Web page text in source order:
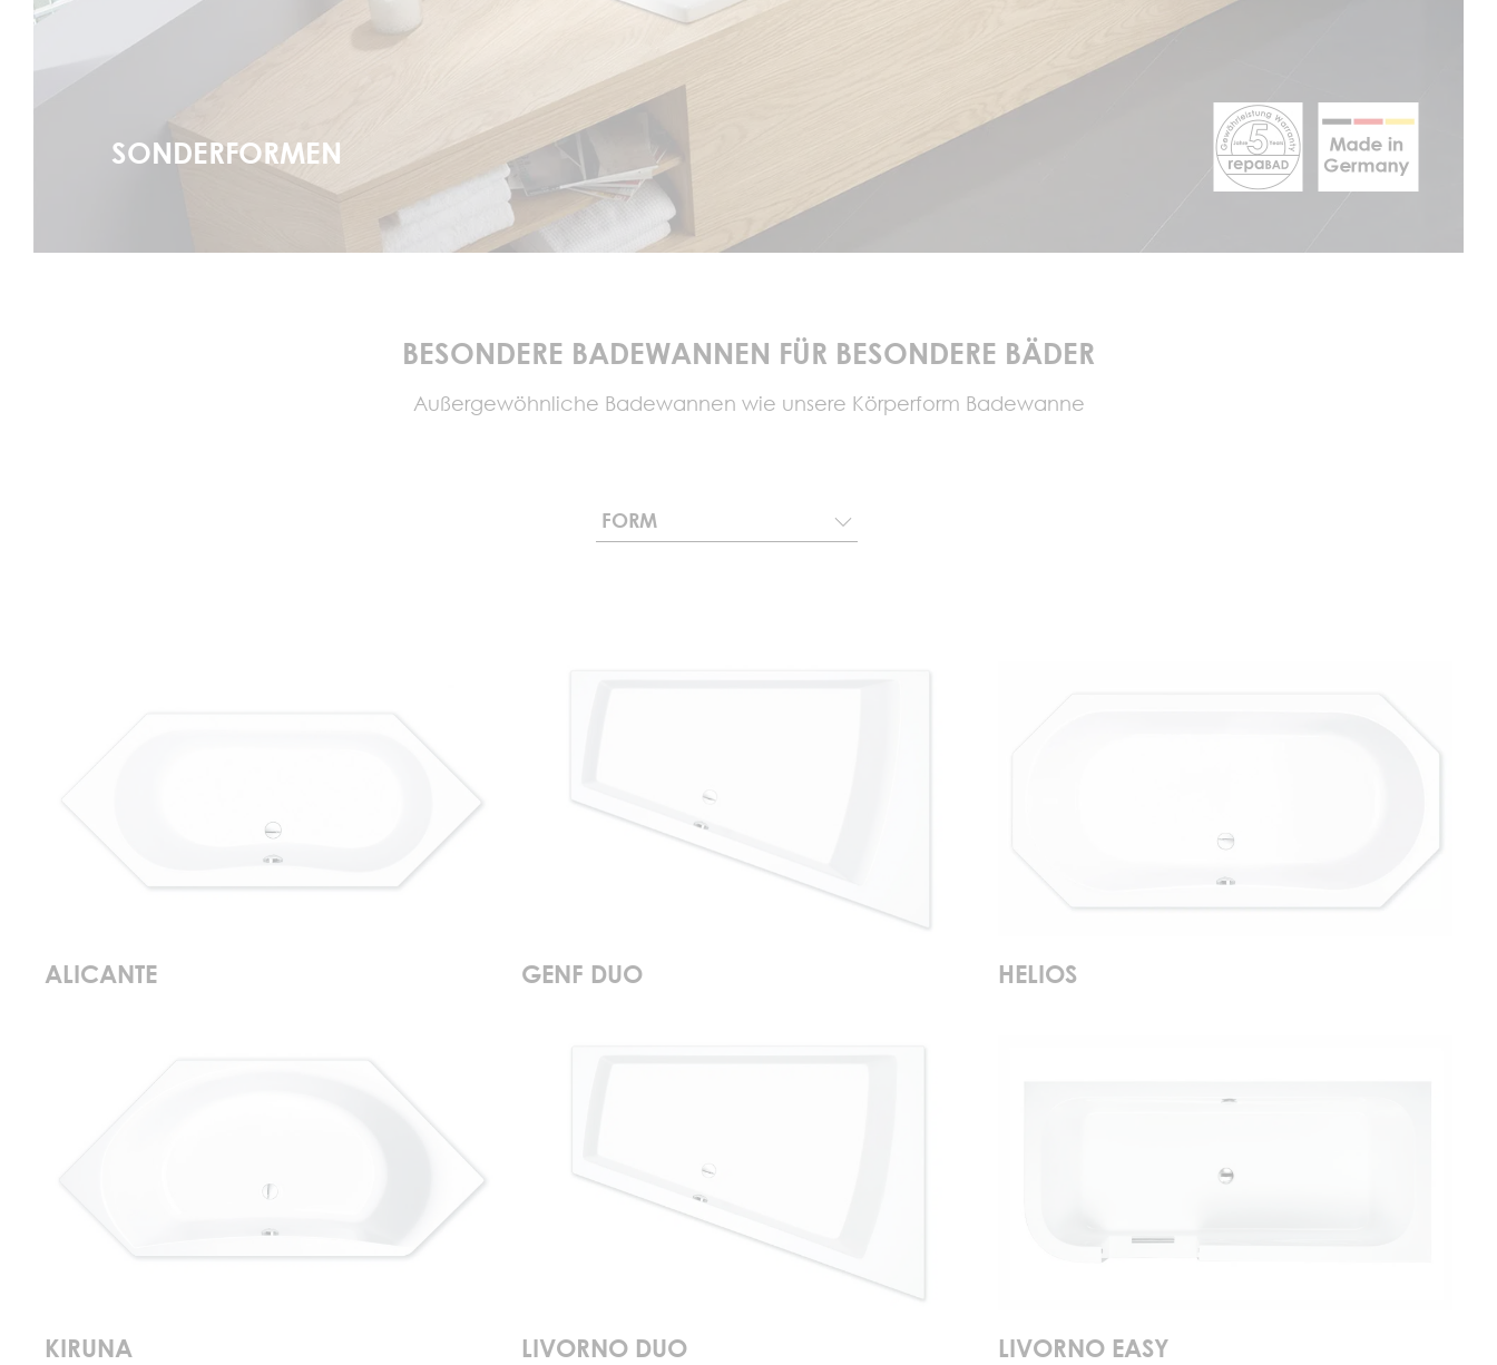
SONDERFORMEN
BESONDERE BADEWANNEN FÜR BESONDERE BÄDER
Außergewöhnliche Badewannen wie unsere Körperform Badewanne
FORM
ALICANTE GENF DUO HELIOS
KIRUNA LIVORNO DUO LIVORNO EASY